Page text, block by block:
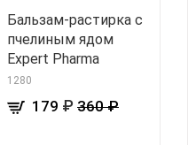
Бальзам-растирка с
пчелиным ядом
Expert Pharma
1280
179 ₽ 360 ₽